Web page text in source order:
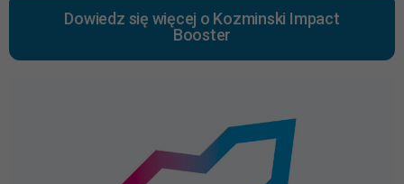
Dowiedz się więcej o Kozminski Impact
Booster